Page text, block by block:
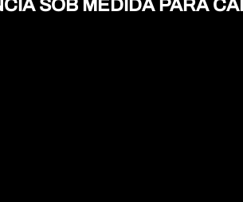
SOB MEDIDA PARA